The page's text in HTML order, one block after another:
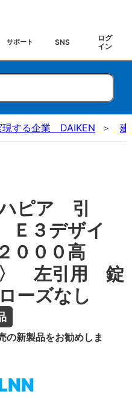
サポート SNS
ログ
イン
現する企業 DAIKEN 建
ピア 引
３デザイ
０００高
〉 左引用 錠
ーズなし
新製品をお勧めしま